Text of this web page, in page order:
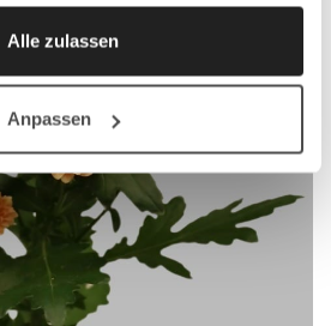
Alle zulassen
Anpassen